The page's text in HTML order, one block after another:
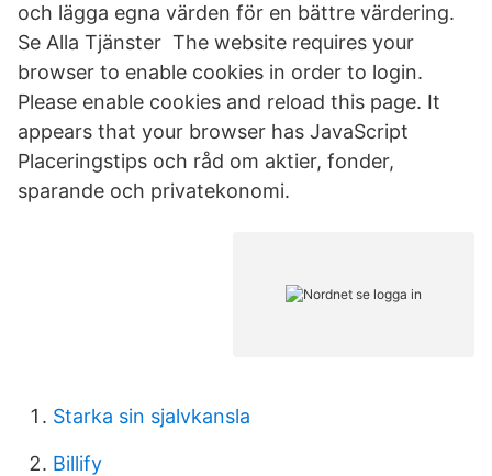
och lägga egna värden för en bättre värdering.
Se Alla Tjänster The website requires your
browser to enable cookies in order to login.
Please enable cookies and reload this page. It
appears that your browser has JavaScript
Placeringstips och råd om aktier, fonder,
sparande och privatekonomi.
Starka sin sjalvkansla
Billify